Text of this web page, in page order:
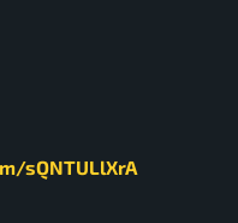
sQNTULlXrA